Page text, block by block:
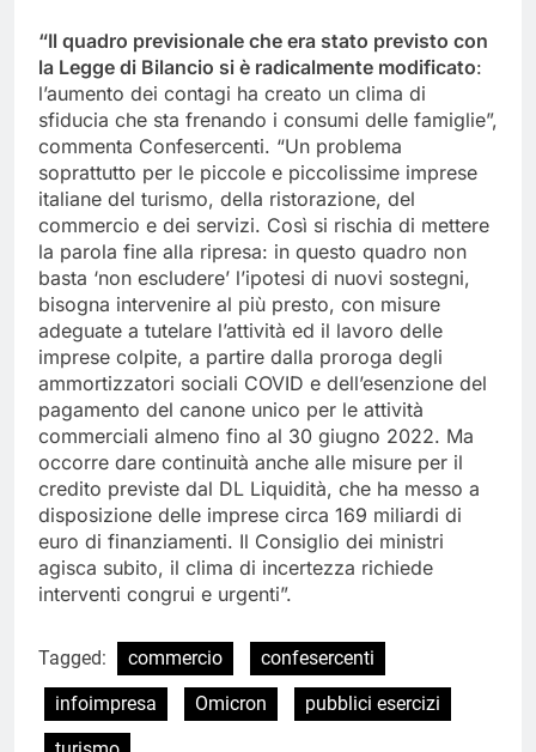
“Il quadro previsionale che era stato previsto con
la Legge di Bilancio si è radicalmente modificato:
l’aumento dei contagi ha creato un clima di
sfiducia che sta frenando i consumi delle famiglie”,
commenta Confesercenti. “Un problema
soprattutto per le piccole e piccolissime imprese
italiane del turismo, della ristorazione, del
commercio e dei servizi. Così si rischia di mettere
la parola fine alla ripresa: in questo quadro non
basta ‘non escludere’ l’ipotesi di nuovi sostegni,
bisogna intervenire al più presto, con misure
adeguate a tutelare l’attività ed il lavoro delle
imprese colpite, a partire dalla proroga degli
ammortizzatori sociali COVID e dell’esenzione del
pagamento del canone unico per le attività
commerciali almeno fino al 30 giugno 2022. Ma
occorre dare continuità anche alle misure per il
credito previste dal DL Liquidità, che ha messo a
disposizione delle imprese circa 169 miliardi di
euro di finanziamenti. Il Consiglio dei ministri
agisca subito, il clima di incertezza richiede
interventi congrui e urgenti”.
Tagged: commercio
confesercenti
infoimpresa
Omicron
pubblici esercizi